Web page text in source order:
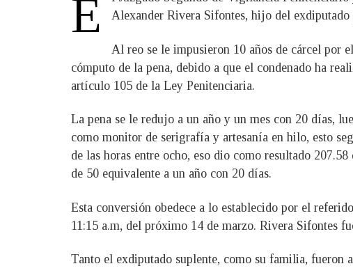
E
Alexander Rivera Sifontes, hijo del
Al reo se le impusieron 10 años de cárcel por
cómputo de la pena, debido a que el condenado ha
artículo 105 de la Ley Penitenciaria.
La pena se le redujo a un año y un mes con 20 días,
como monitor de serigrafía y artesanía en hilo, esto
de las horas entre ocho, eso dio como resultado
de 50 equivalente a un año con 20 días.
Esta conversión obedece a lo establecido por el
11:15 a.m, del próximo 14 de marzo. Rivera Sifontes
Tanto el exdiputado suplente, como su familia, fueron